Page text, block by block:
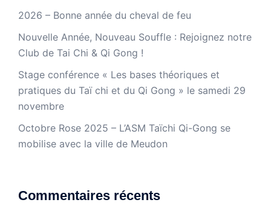
2026 – Bonne année du cheval de feu
Nouvelle Année, Nouveau Souffle : Rejoignez notre
Club de Tai Chi & Qi Gong !
Stage conférence « Les bases théoriques et
pratiques du Taï chi et du Qi Gong » le samedi 29
novembre
Octobre Rose 2025 – L’ASM Taïchi Qi-Gong se
mobilise avec la ville de Meudon
Commentaires récents